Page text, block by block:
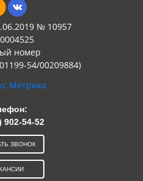
№ 10957
номер
54/00209884)
902-54-52
ЗВОНОК